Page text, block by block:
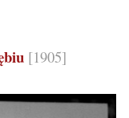
[1905]